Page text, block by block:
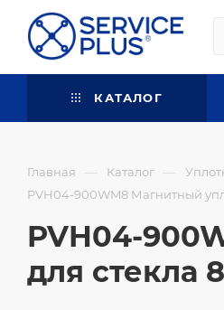
КАТАЛОГ
Главная — Каталог —
PVH04-900WM8 Магнитный
PVH04-
для стекла